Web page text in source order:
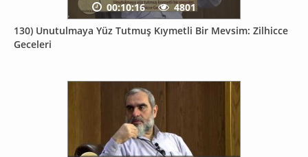
130) Unutulmaya Yüz Tutmuş Kıymetli Bir Mevsim: Zilhicce
Geceleri
00:10:16 4801